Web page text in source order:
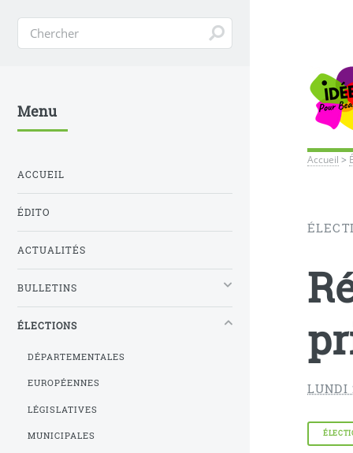
Accueil >
LUNDI
Menu
ACCUEIL
ÉDITO
ACTUALITÉS
BULLETINS
ÉLECTIONS
DÉPARTEMENTALES
EUROPÉENNES
LÉGISLATIVES
MUNICIPALES